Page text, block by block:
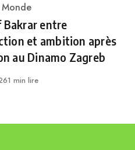
Bakrar entre
et ambition après
au Dinamo Zagreb
1 min lire